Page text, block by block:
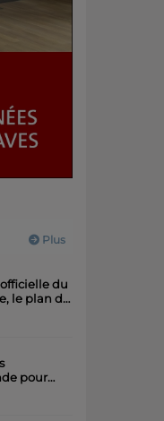
Plus
du
le plan de
pour